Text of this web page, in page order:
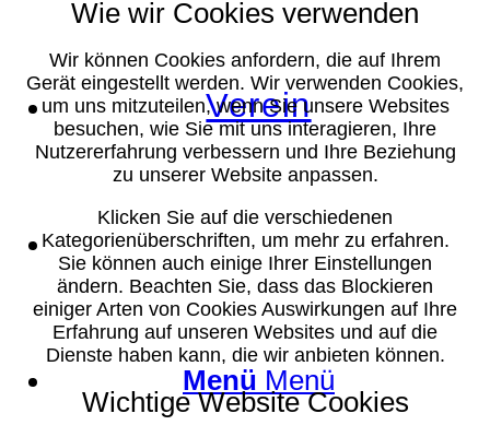
Verein
Suche
Menü Menü
Wie wir Cookies verwenden
Wir können Cookies anfordern, die auf Ihrem
Gerät eingestellt werden. Wir verwenden Cookies,
um uns mitzuteilen, wenn Sie unsere Websites
besuchen, wie Sie mit uns interagieren, Ihre
Nutzererfahrung verbessern und Ihre Beziehung
zu unserer Website anpassen.
Klicken Sie auf die verschiedenen
Kategorienüberschriften, um mehr zu erfahren.
Sie können auch einige Ihrer Einstellungen
ändern. Beachten Sie, dass das Blockieren
einiger Arten von Cookies Auswirkungen auf Ihre
Erfahrung auf unseren Websites und auf die
Dienste haben kann, die wir anbieten können.
Wichtige Website Cookies